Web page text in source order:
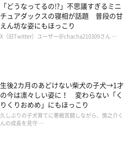
「どうなってるの!?」不思議すぎるミニ
チュアダックスの寝相が話題 普段の甘
えん坊な姿にもほっこり
X（旧Twitter）ユーザー＠chacha210309さん …
生後2カ月のあどけない柴犬の子犬→1才
の今は凛々しい姿に！ 変わらない「く
りくりおめめ」にもほっこり
久しぶりの子犬育てに悪戦苦闘しながら、慎之介く
んの成長を見守 …